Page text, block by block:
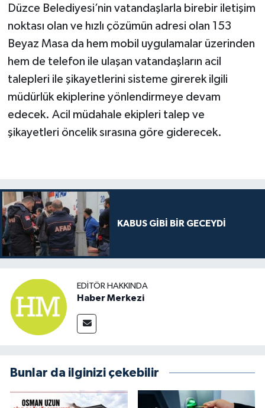
Düzce Belediyesi’nin vatandaşlarla birebir iletişim
noktası olan ve hızlı çözümün adresi olan 153
Beyaz Masa da hem mobil uygulamalar üzerinden
hem de telefon ile ulaşan vatandaşların acil
talepleri ile şikayetlerini sisteme girerek ilgili
müdürlük ekiplerine yönlendirmeye devam
edecek. Acil müdahale ekipleri talep ve
şikayetleri öncelik sırasına göre giderecek.
KABUS GİBİ BİR GECEYDİ
EDITÖR HAKKINDA
Haber Merkezi
Bunlar da ilginizi çekebilir